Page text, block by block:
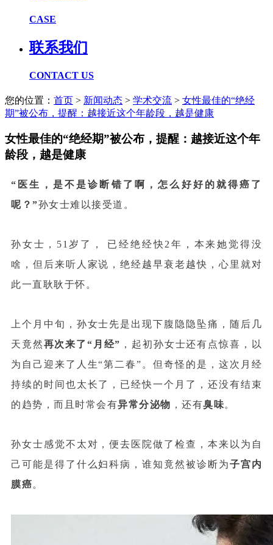
CASE
联系我们
CONTACT US
您的位置： 首页 > 新闻动态 > 学术交流 > 女性最佳的“绝经
期”被公布，提醒：越接近这个年龄段，越是健康
女性最佳的“绝经期”被公布，提醒：越接近这个年
龄段，越是健康
“医生，是不是诊断错了啊，怎么好好的就得癌了
呢？”孙女士难以接受道。
孙女士，51岁了， 已经绝经快2年，本来她觉得没
啥，但后来听人家说，绝经越早衰老越快，心里就对
此一直耿耿于怀。
上个月中旬，孙女士先是出现下腹隐隐坠痛，随后几
天竟然再次来了“月经” ，起初孙女士还有点惊喜，以
为自己迎来了人生“第二春”。但奇怪的是，这次月经
持续的时间也太长了，已经快一个月了，还没有结束
的趋势，而且时常会有异常分泌物 ，还有臭味。
孙女士感觉不太对，便去医院做了检查，本来以为自
己可能是得了什么妇科病，谁知竟然被诊断为子宫内
膜癌。